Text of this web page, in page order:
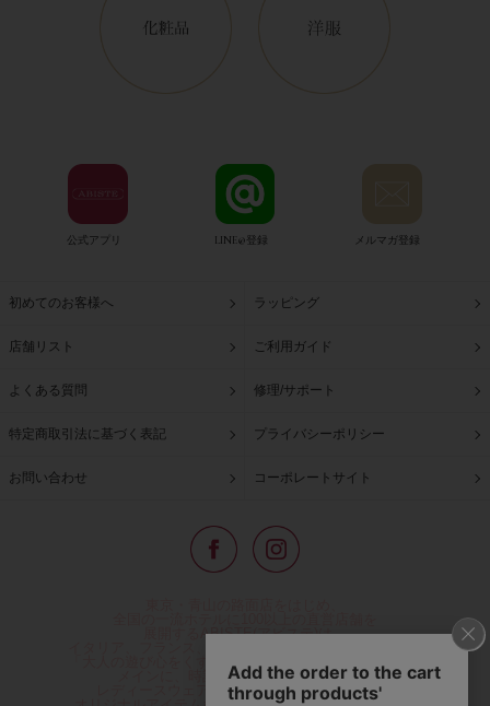
公式アプリ LINE@登録 メルマガ登録
初めてのお客様へ ラッピング
店舗リスト ご利用ガイド
よくある質問 修理/サポート
特定商取引法に基づく表記 プライバシーポリシー
お問い合わせ コーポレートサイト
展開するABISTE(アビステ)は、
メインに、時計、バッグ、財布、小物、
レディースウェアや、ここでしか手に入らない